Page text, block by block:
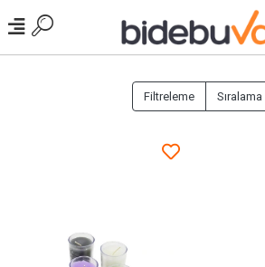
Filtreleme Sıralama